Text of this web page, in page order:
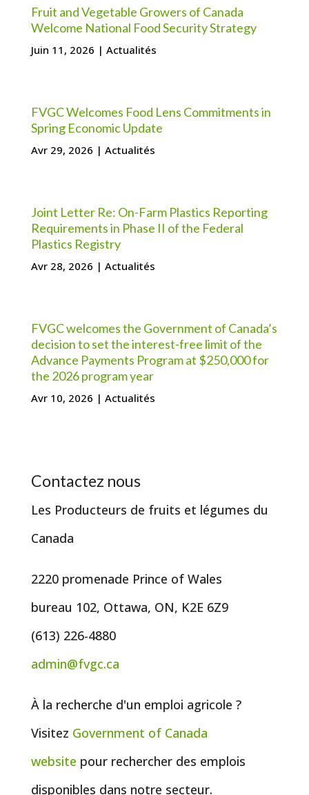
Fruit and Vegetable Growers of Canada
Welcome National Food Security Strategy
Juin 11, 2026 | Actualités
FVGC Welcomes Food Lens Commitments in
Spring Economic Update
Avr 29, 2026 | Actualités
Joint Letter Re: On-Farm Plastics Reporting
Requirements in Phase II of the Federal
Plastics Registry
Avr 28, 2026 | Actualités
FVGC welcomes the Government of Canada’s
decision to set the interest-free limit of the
Advance Payments Program at $250,000 for
the 2026 program year
Avr 10, 2026 | Actualités
Contactez nous
Les Producteurs de fruits et légumes du
Canada
2220 promenade Prince of Wales
bureau 102, Ottawa, ON, K2E 6Z9
(613) 226-4880
admin@fvgc.ca
À la recherche d'un emploi agricole ?
Visitez Government of Canada
website pour rechercher des emplois
disponibles dans notre secteur.